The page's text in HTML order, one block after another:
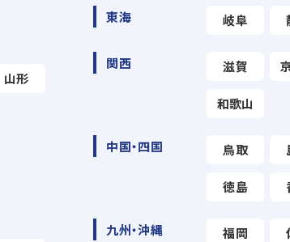
山形
東海 岐阜
関西 滋賀
和歌山
中国・四国 鳥取
徳島
九州・沖縄 福岡